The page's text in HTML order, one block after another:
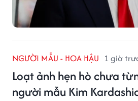
NGƯỜI MẪU - HOA HẬU 1 giờ
Loạt ảnh hẹn hò chưa
người mẫu Kim